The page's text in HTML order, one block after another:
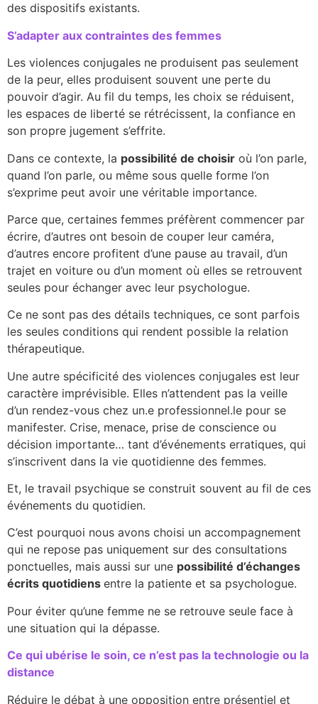
des dispositifs existants.
S’adapter aux contraintes des femmes
Les violences conjugales ne produisent pas seulement
de la peur, elles produisent souvent une perte du
pouvoir d’agir. Au fil du temps, les choix se réduisent,
les espaces de liberté se rétrécissent, la confiance en
son propre jugement s’effrite.
Dans ce contexte, la possibilité de choisir où l’on parle,
quand l’on parle, ou même sous quelle forme l’on
s’exprime peut avoir une véritable importance.
Parce que, certaines femmes préfèrent commencer par
écrire, d’autres ont besoin de couper leur caméra,
d’autres encore profitent d’une pause au travail, d’un
trajet en voiture ou d’un moment où elles se retrouvent
seules pour échanger avec leur psychologue.
Ce ne sont pas des détails techniques, ce sont parfois
les seules conditions qui rendent possible la relation
thérapeutique.
Une autre spécificité des violences conjugales est leur
caractère imprévisible. Elles n’attendent pas la veille
d’un rendez-vous chez un.e professionnel.le pour se
manifester. Crise, menace, prise de conscience ou
décision importante… tant d’événements erratiques, qui
s’inscrivent dans la vie quotidienne des femmes.
Et, le travail psychique se construit souvent au fil de ces
événements du quotidien.
C’est pourquoi nous avons choisi un accompagnement
qui ne repose pas uniquement sur des consultations
ponctuelles, mais aussi sur une possibilité d’échanges
écrits quotidiens entre la patiente et sa psychologue.
Pour éviter qu’une femme ne se retrouve seule face à
une situation qui la dépasse.
Ce qui ubérise le soin, ce n’est pas la technologie ou la
distance
Réduire le débat à une opposition entre présentiel et